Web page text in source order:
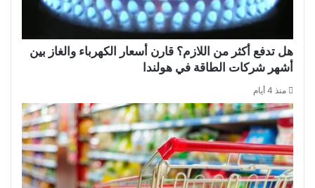
هل تدفع أكثر من اللازم؟ قارن أسعار الكهرباء والغاز بين
أشهر شركات الطاقة في هولندا
منذ 4 أيام